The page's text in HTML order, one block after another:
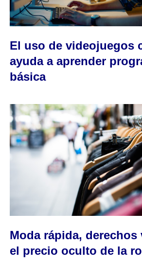
El uso de videojuegos
ayuda a aprender
básica
Moda rápida, derechos
el precio oculto de la